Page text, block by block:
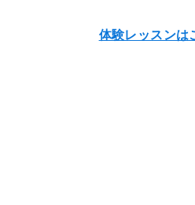
体験レッスンは